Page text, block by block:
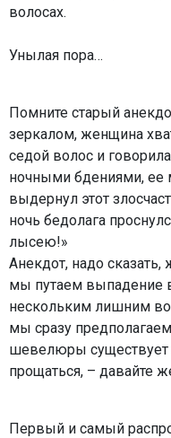
волосах.
Унылая пора…
Помните старый
зеркалом, женщина
седой волос и
ночными бдениями,
выдернул этот
ночь бедолага
лысею!»
Анекдот, надо
мы путаем выпадение
нескольким лишним
мы сразу
шевелюры существует
прощаться, – давайте
Первый и самый